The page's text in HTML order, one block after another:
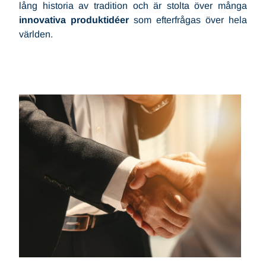
lång historia av tradition och är stolta över många
innovativa produktidéer som efterfrågas över hela
världen.